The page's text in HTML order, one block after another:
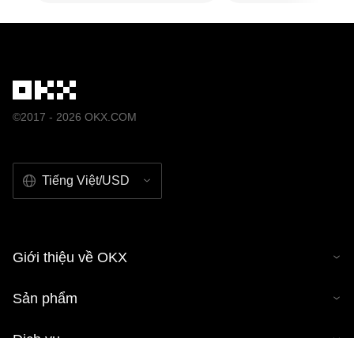
©2017 - 2026 OKX.COM
Tiếng Việt/USD
Giới thiệu về OKX
Sản phẩm